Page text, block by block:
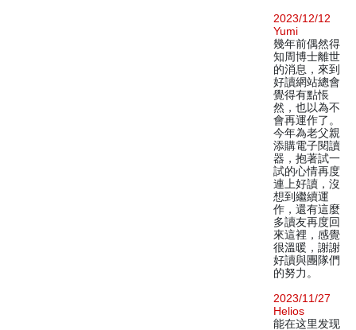
2023/12/12
Yumi
幾年前偶然得
知周博士離世
的消息，來到
好讀網站總會
覺得有點悵
然，也以為不
會再運作了。
今年為老父親
添購電子閱讀
器，抱著試一
試的心情再度
連上好讀，沒
想到繼續運
作，還有這麼
多讀友再度回
來這裡，感覺
很溫暖，謝謝
好讀與團隊們
的努力。
2023/11/27
Helios
能在这里发现